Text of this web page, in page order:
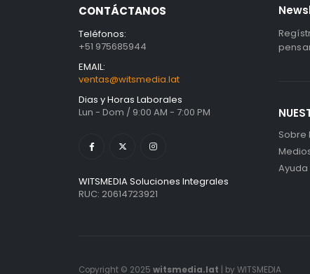
CONTÁCTANOS
Teléfonos:
+51 975685944
EMAIL:
ventas@witsmedia.lat
Dias y Horas Laborales
Lun - Dom / 9:00 AM - 7:00 PM
WITSMEDIA Soluciones Integrales
RUC: 20614723921
Sobre
Ayuda
Copyright © 2025 witsmedia.lat | by WITSMEDIA